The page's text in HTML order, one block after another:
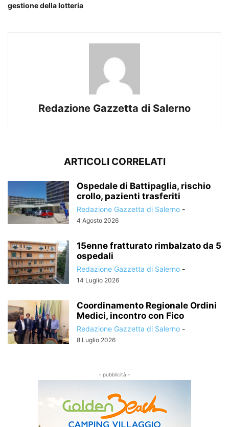
gestione della lotteria
Redazione Gazzetta di Salerno
ARTICOLI CORRELATI
Ospedale di Battipaglia, rischio
crollo, pazienti trasferiti
Redazione Gazzetta di Salerno -
4 Agosto 2026
15enne fratturato rimbalzato da 5
ospedali
Redazione Gazzetta di Salerno -
14 Luglio 2026
Coordinamento Regionale Ordini
Medici, incontro con Fico
Redazione Gazzetta di Salerno -
8 Luglio 2026
- pubblicità -